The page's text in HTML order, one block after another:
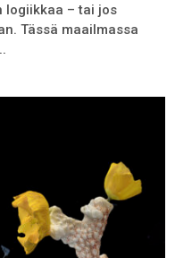
logiikkaa – tai jos
Tässä maailmassa